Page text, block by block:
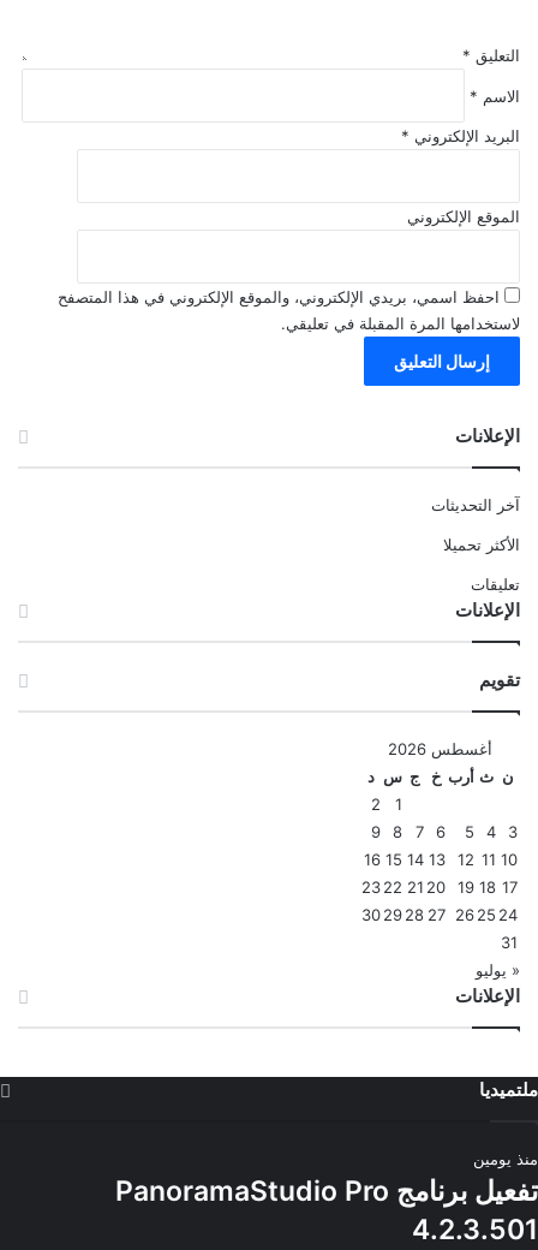
التعليق *
الاسم *
البريد الإلكتروني *
الموقع الإلكتروني
احفظ اسمي، بريدي الإلكتروني، والموقع الإلكتروني في هذا المتصفح
لاستخدامها المرة المقبلة في تعليقي.
الإعلانات
آخر التحديثات
الأكثر تحميلا
تعليقات
الإعلانات
تقويم
أغسطس 2026
ن ث أرب خ ج س د
1
2
3
4
5
6
7
8
9
10
11
12
13
14
15
16
17
18
19
20
21
22
23
24
25
26
27
28
29
30
31
« يوليو
الإعلانات
ملتميديا
منذ يومين
تفعيل برنامج PanoramaStudio Pro
4.2.3.501